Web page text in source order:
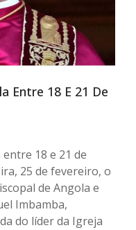
Entre 18 E 21 De
18 e 21 de
25 de fevereiro, o
de Angola e
Imbamba,
do líder da Igreja